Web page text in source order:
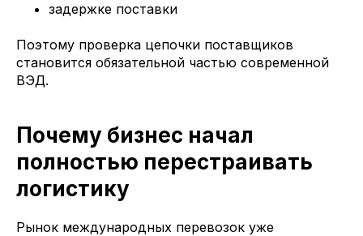
задержке поставки
Поэтому проверка цепочки поставщиков
становится обязательной частью современной
ВЭД.
Почему бизнес начал
полностью перестраивать
логистику
Рынок международных перевозок уже